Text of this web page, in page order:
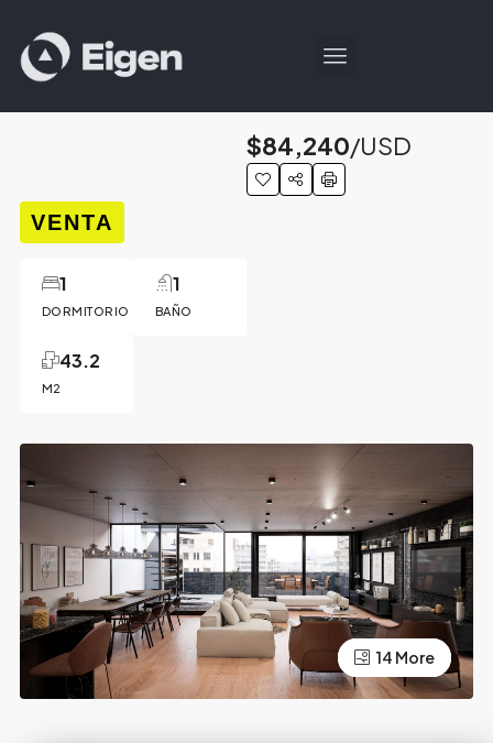
VENTA
DORMITORIO
1
BAÑO
1
M2
43.2
$84,240/USD
10 More
14 More